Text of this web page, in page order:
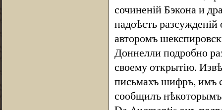
сочиненій Бэкона и
надоѣсть
авторомъ
Доннелли подробно
своему открытію.
письмахъ шифръ, имъ
сообщилъ нѣкоторымъ